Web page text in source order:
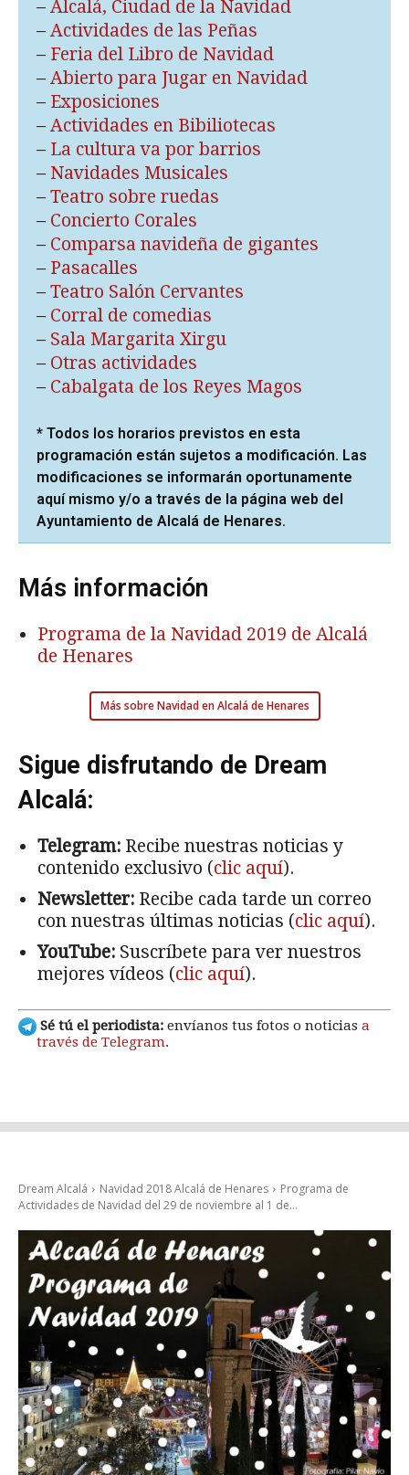
– Alcalá, Ciudad de la Navidad
– Actividades de las Peñas
– Feria del Libro de Navidad
– Abierto para Jugar en Navidad
– Exposiciones
– Actividades en Bibiliotecas
– La cultura va por barrios
– Navidades Musicales
– Teatro sobre ruedas
– Concierto Corales
– Comparsa navideña de gigantes
– Pasacalles
– Teatro Salón Cervantes
– Corral de comedias
– Sala Margarita Xirgu
– Otras actividades
– Cabalgata de los Reyes Magos
* Todos los horarios previstos en esta
programación están sujetos a modificación. Las
modificaciones se informarán oportunamente
aquí mismo y/o a través de la página web del
Ayuntamiento de Alcalá de Henares.
Más información
Programa de la Navidad 2019 de Alcalá
de Henares
Más sobre Navidad en Alcalá de Henares
Sigue disfrutando de Dream
Alcalá:
Telegram: Recibe nuestras noticias y
contenido exclusivo (clic aquí).
Newsletter: Recibe cada tarde un correo
con nuestras últimas noticias (clic aquí).
YouTube: Suscríbete para ver nuestros
mejores vídeos (clic aquí).
Sé tú el periodista: envíanos tus fotos o noticias a
través de Telegram.